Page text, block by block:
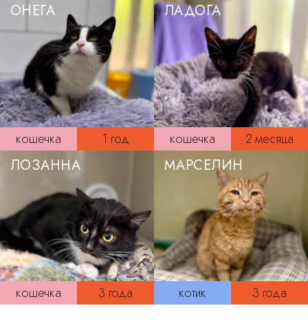
кошечка 1 год
ОНЕГА
кошечка 2 месяца
ЛАДОГА
кошечка 3 года
ЛОЗАННА
котик 3 года
МАРСЕЛИН